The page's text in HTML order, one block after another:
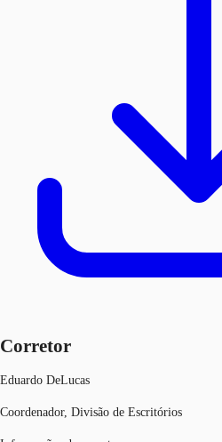
Corretor
Eduardo DeLucas
Coordenador, Divisão de Escritórios